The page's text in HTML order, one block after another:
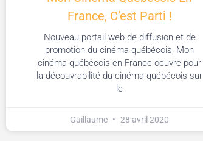
France, C’est Parti !
Nouveau portail web de diffusion et de
promotion du cinéma québécois, Mon
cinéma québécois en France oeuvre pour
la découvrabilité du cinéma québécois sur
le
Guillaume 28 avril 2020